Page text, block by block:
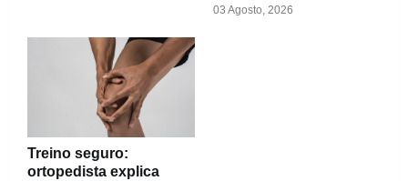
03 Agosto, 2026
Treino seguro:
ortopedista explica